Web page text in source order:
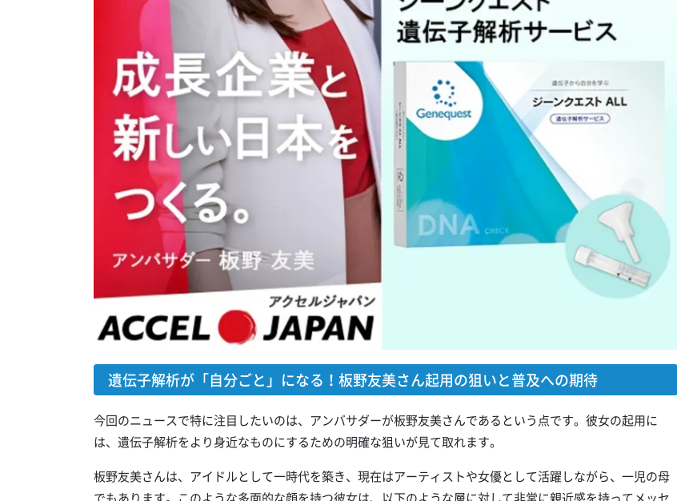
遺伝子解析が「自分ごと」になる！板野友美さん起用の狙いと普及への期待
今回のニュースで特に注目したいのは、アンバサダーが板野友美さんであるという点です。彼女の起用に
は、遺伝子解析をより身近なものにするための明確な狙いが見て取れます。
板野友美さんは、アイドルとして一時代を築き、現在はアーティストや女優として活躍しながら、一児の母